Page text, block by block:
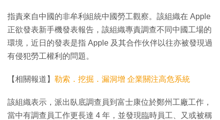
指責來自中國的非牟利組統中國勞工觀察。該組織在 Apple
正欲發表新手機發表報告，該組織專責調查不同中國工場的
環境，近日的發表是指 Apple 及其合作伙伴以往亦被發現過
有侵犯勞工權利的問題。
【相關報道】 勒索．挖掘．漏洞增 企業關注高危系統
該組織表示，派出臥底調查員到富士康位於鄭州工廠工作，
當中有調查員工作更長達 4 年，並發現臨時員工、又或被稱